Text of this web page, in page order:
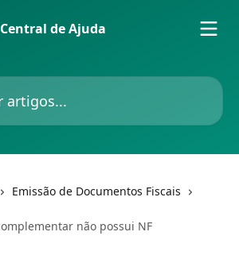
Emissão de Documentos Fiscais
não possui NF